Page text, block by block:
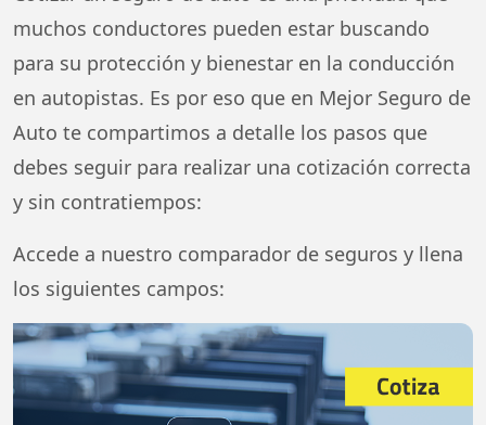
muchos conductores pueden estar buscando
para su protección y bienestar en la conducción
en autopistas. Es por eso que en Mejor Seguro de
Auto te compartimos a detalle los pasos que
debes seguir para realizar una cotización correcta
y sin contratiempos:
Accede a nuestro comparador de seguros y llena
los siguientes campos: